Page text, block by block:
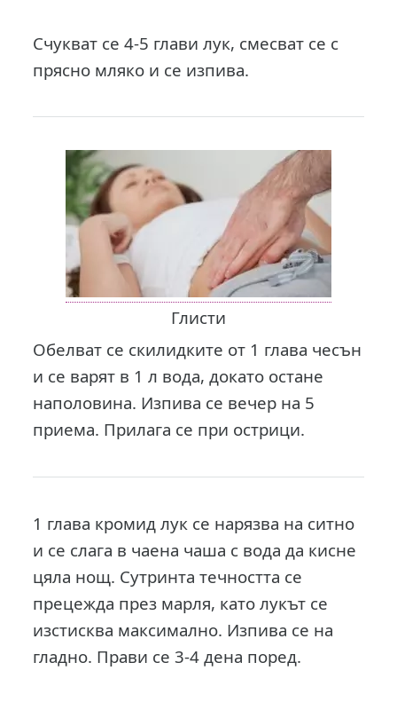
Счукват се 4-5 глави лук, смесват се с
прясно мляко и се изпива.
Глисти
Обелват се скилидките от 1 глава чесън
и се варят в 1 л вода, докато остане
наполовина. Изпива се вечер на 5
приема. Прилага се при острици.
1 глава кромид лук се нарязва на ситно
и се слага в чаена чаша с вода да кисне
цяла нощ. Сутринта течността се
прецежда през марля, като лукът се
изстисква максимално. Изпива се на
гладно. Прави се 3-4 дена поред.